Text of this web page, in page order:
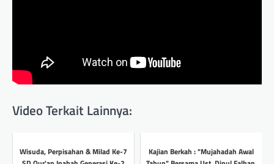
Video Terkait Lainnya:
Wisuda, Perpisahan & Milad Ke-7
Kajian Berkah : "Mujahadah Awal